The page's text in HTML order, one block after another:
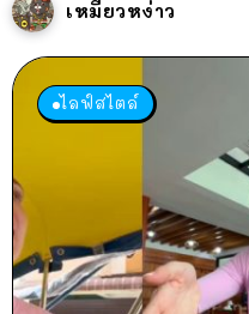
เหมียวหง่าว
ไลฟ์สไตล์